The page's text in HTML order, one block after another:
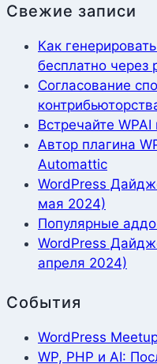
Свежие записи
Как
бесплатно через
Согласование
Встречайте
Автор плагина
Automattic
WordPress
мая 2024)
Популярные
WordPress
апреля 2024)
События
WordPress
WP, PHP и AI: